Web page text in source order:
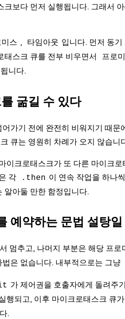
보다 먼저 실행됩니다. 그래서
스 , 타임아웃 입니다. 먼저 동
태스크 큐를 전부 비우면서
프로
니다.
굶길 수 있다
가기 전에 완전히 비워지기 때문
큐는 영원히 차례가 오지 않습니
이크로태스크가 또 다른 마이크
각
.then 이 연속 작업을 하나
알아둘 만한 함정입니다.
예약하는 문법 설탕일
멈추고, 나머지 부분은 해당 프
은 없습니다. 내부적으로는 그냥
가 제어권을 호출자에게 돌려주
행되고, 이후 마이크로태스크 큐
.